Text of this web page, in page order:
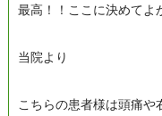
最高！！ここに決めてよ
当院より
こちらの患者様は頭痛や